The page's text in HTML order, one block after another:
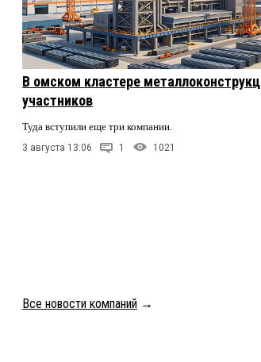
В омском кластере
участников
Туда вступили еще три компании.
3 августа 13:06 1 1021
Все новости компаний →